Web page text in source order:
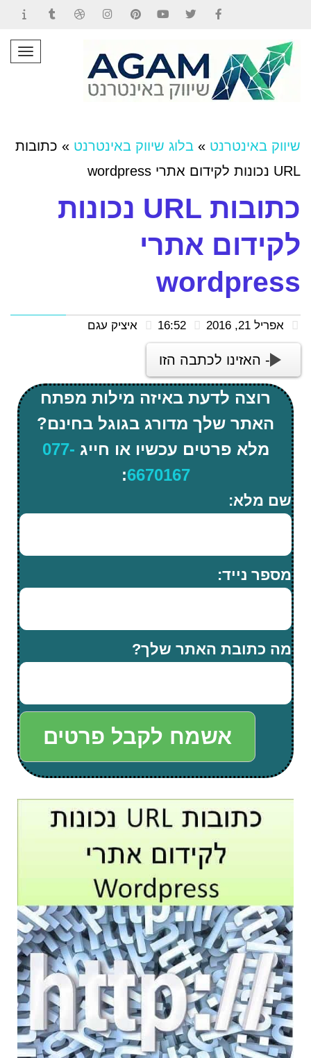
שיווק באינטרנט » בלוג שיווק באינטרנט » כתובות
URL נכונות לקידום אתרי wordpress
כתובות URL נכונות
לקידום אתרי
wordpress
אפריל 21, 2016 איציק עגם
- האזינו לכתבה הזו
רוצה לדעת באיזה מילות מפתח
האתר שלך מדורג בגוגל בחינם?
מלא פרטים עכשיו או חייג 077-
6670167
:
שם מלא:
מספר נייד:
מה כתובת האתר שלך?
אשמח לקבל פרטים